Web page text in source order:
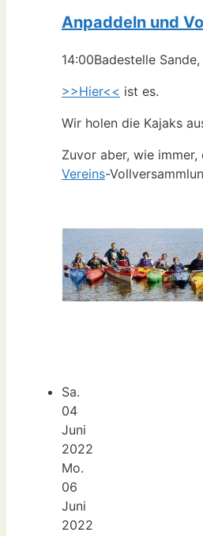
Anpaddeln und
14:00Badestelle
>>Hier<< ist es.
Wir holen die Kajaks
Zuvor aber, wie
Vereins-
Sa.
04
Juni
2022
Mo.
06
Juni
2022